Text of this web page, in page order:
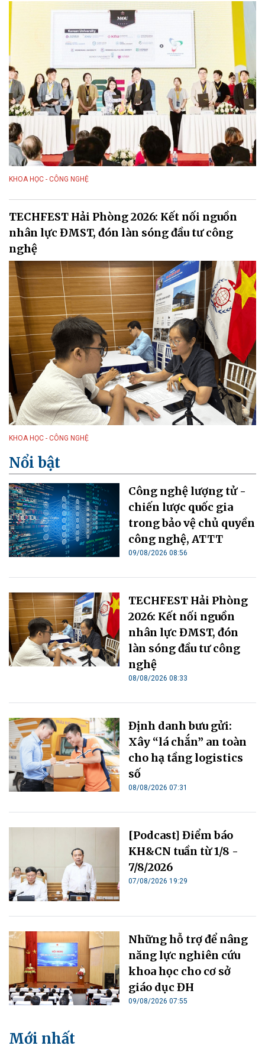
KHOA HỌC - CÔNG NGHỆ
TECHFEST Hải Phòng 2026: Kết nối nguồn
nhân lực ĐMST, đón làn sóng đầu tư công
nghệ
KHOA HỌC - CÔNG NGHỆ
Nổi bật
Công nghệ lượng tử -
chiến lược quốc gia
trong bảo vệ chủ quyền
công nghệ, ATTT
09/08/2026 08:56
TECHFEST Hải Phòng
2026: Kết nối nguồn
nhân lực ĐMST, đón
làn sóng đầu tư công
nghệ
08/08/2026 08:33
Định danh bưu gửi:
Xây “lá chắn” an toàn
cho hạ tầng logistics
số
08/08/2026 07:31
[Podcast] Điểm báo
KH&CN tuần từ 1/8 -
7/8/2026
07/08/2026 19:29
Những hỗ trợ để nâng
năng lực nghiên cứu
khoa học cho cơ sở
giáo dục ĐH
09/08/2026 07:55
Mới nhất